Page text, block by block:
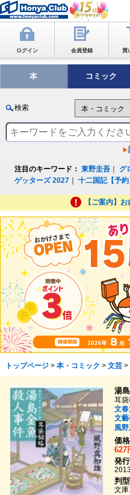
ログイン 会員登録 買
本 コミック
検索
注目のキーワード： 東野圭吾 グ
ゲッターズ 2027 ｜十二国記【予約
【ご案内】
トップページ> 本・コミック > 文芸>
湯
耳
文
文
風
価格
627
発
判型
文庫